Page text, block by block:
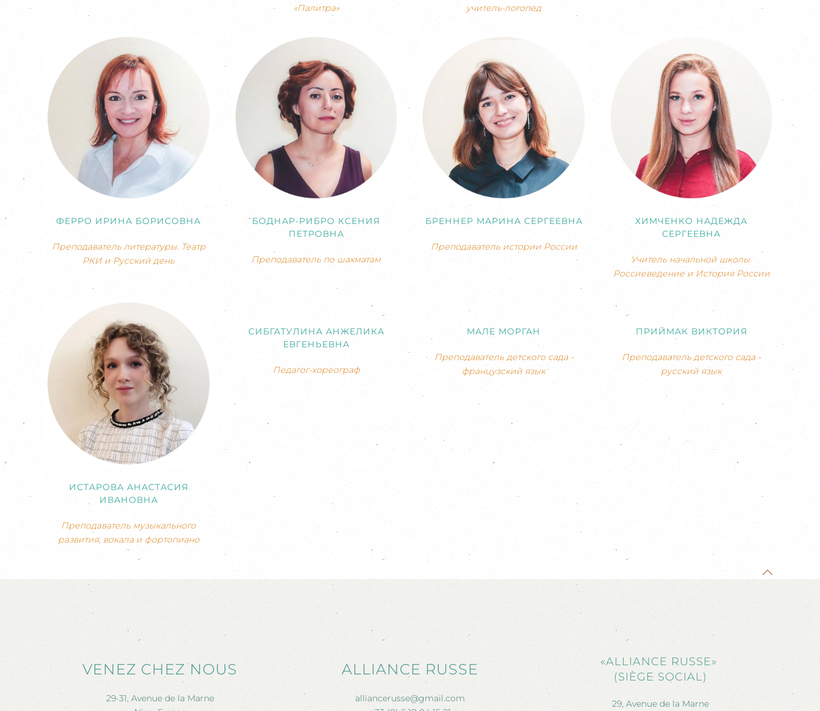
«Палитра»
учитель-логопед
ФЕРРО ИРИНА БОРИСОВНА
Преподаватель литературы. Театр
РКИ и Русский день
БОДНАР-РИБРО КСЕНИЯ
ПЕТРОВНА
Преподаватель по шахматам
БРЕННЕР МАРИНА СЕРГЕЕВНА
Преподаватель истории России
ХИМЧЕНКО НАДЕЖДА
СЕРГЕЕВНА
Учитель начальной школы.
Россиеведение и История России
ИСТАРОВА АНАСТАСИЯ
ИВАНОВНА
Преподаватель музыкального
развития, вокала и фортопиано
СИБГАТУЛИНА АНЖЕЛИКА
ЕВГЕНЬЕВНА
Педагог-хореограф
МАЛЕ МОРГАН
Преподаватель детского сада -
французский язык
ПРИЙМАК ВИКТОРИЯ
Преподаватель детского сада -
русский язык
VENEZ CHEZ NOUS
29-31, Avenue de la Marne
ALLIANCE RUSSE
alliancerusse@gmail.com
«ALLIANCE RUSSE»
(SIÈGE SOCIAL)
29, Avenue de la Marne